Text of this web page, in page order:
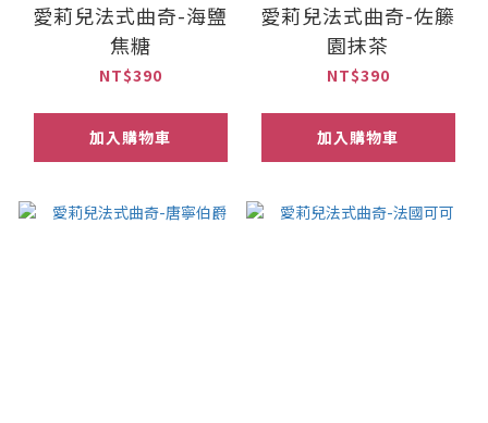
愛莉兒法式曲奇-海鹽
焦糖
NT$390
加入購物車
愛莉兒法式曲奇-佐籐
園抹茶
NT$390
加入購物車